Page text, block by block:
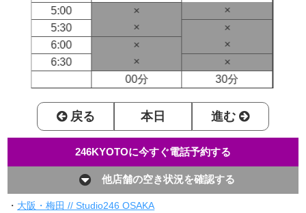
5:00
×
×
5:30
×
×
6:00
×
×
6:30
×
×
00分
30分
戻る 本日 進む
246KYOTOに今すぐ電話予約する
他店舗の空き状況を確認する
・ 大阪・梅田 // Studio246 OSAKA